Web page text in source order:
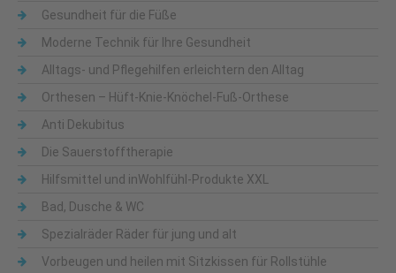
Gesundheit für die Füße
Moderne Technik für Ihre Gesundheit
Alltags- und Pflegehilfen erleichtern den Alltag
Orthesen – Hüft-Knie-Knöchel-Fuß-Orthese
Anti Dekubitus
Die Sauerstofftherapie
Hilfsmittel und inWohlfühl-Produkte XXL
Bad, Dusche & WC
Spezialräder Räder für jung und alt
Vorbeugen und heilen mit Sitzkissen für Rollstühle